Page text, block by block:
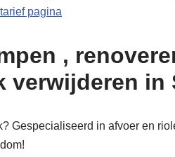
tarief pagina
,
in
Gespecialiseerd in afvoer en